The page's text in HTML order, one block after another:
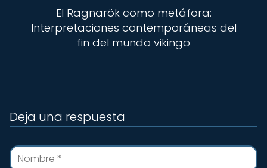
El Ragnarök como metáfora:
Interpretaciones contemporáneas del
fin del mundo vikingo
Deja una respuesta